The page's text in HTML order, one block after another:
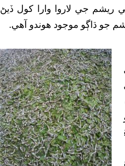
ريشم جي لاروا وارا کول ڏيڻ